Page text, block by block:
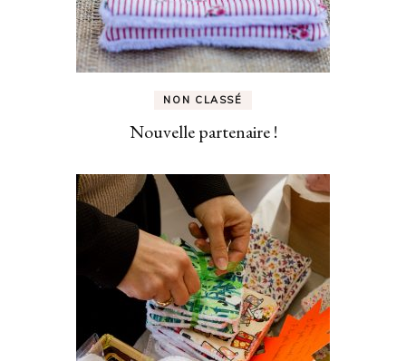
NON CLASSÉ
Nouvelle partenaire !